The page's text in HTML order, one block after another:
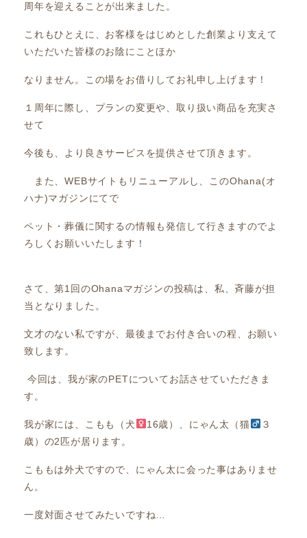
周年を迎えることが出来ました。
これもひとえに、お客様をはじめとした創業より支えて
いただいた皆様のお陰にことほか
なりません。この場をお借りしてお礼申し上げます！
１周年に際し、プランの変更や、取り扱い商品を充実さ
せて
今後も、より良きサービスを提供させて頂きます。
また、WEBサイトもリニューアルし、このOhana(オ
ハナ)マガジンにてで
ペット・葬儀に関するの情報も発信して行きますのでよ
ろしくお願いいたします！
さて、第1回のOhanaマガジンの投稿は、私、斉藤が担
当となりました。
文才のない私ですが、最後までお付き合いの程、お願い
致します。
今回は、我が家のPETについてお話させていただきま
す。
我が家には、こもも（犬 16歳）、にゃん太（猫
３
歳）の2匹が居ります。
こももは外犬ですので、にゃん太に会った事はありませ
ん。
一度対面させてみたいですね…